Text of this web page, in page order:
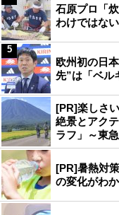
石原プロ「
わけではない
欧州初の日
先”は「ベル
5
[PR]楽しさ
絶景とアク
ラフ」～東
[PR]暑熱対
の変化がわ